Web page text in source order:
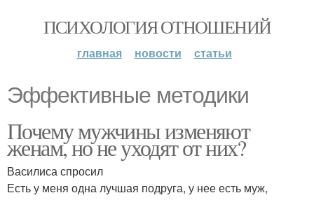
ПСИХОЛОГИЯ ОТНОШЕНИЙ
главная новости статьи
Эффективные методики
Почему мужчины изменяют
женам, но не уходят от них?
Василиса спросил
Есть у меня одна лучшая подруга, у нее есть муж,